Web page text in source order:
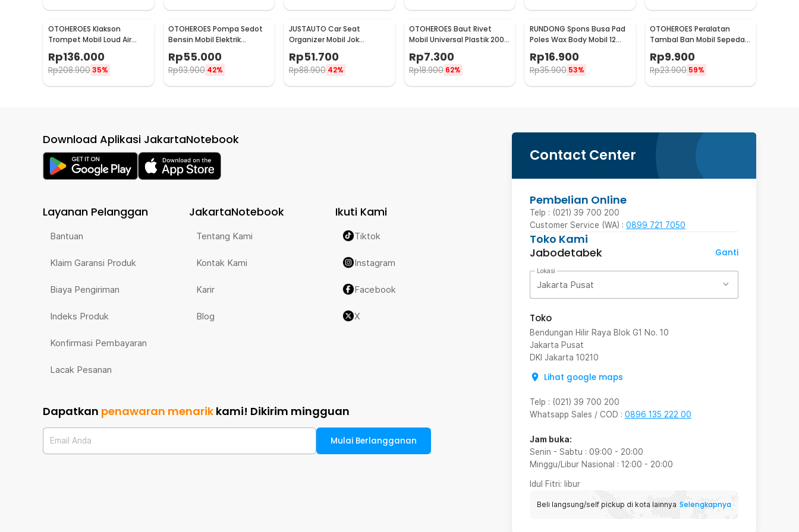
OTOHEROES Klakson
Trompet Mobil Loud Air
Horn 150dB 12V - JD4001
Rp136.000
Rp208.900 35%
OTOHEROES Pompa Sedot
Bensin Mobil Elektrik
Transfer Pump 38mm DC
12V - CT-14
Rp55.000
Rp93.900 42%
JUSTAUTO Car Seat
Organizer Mobil Jok
Belakang Gantungan
Barang Tisu - Z-354
Rp51.700
Rp88.900 42%
OTOHEROES Baut Rivet
Mobil Universal Plastik 200
PCS - PE02
Rp7.300
Rp18.900 62%
RUNDONG Spons Busa Pad
Poles Wax Body Mobil 12
PCS - R2010
Rp16.900
Rp35.900 53%
OTOHEROES Peralatan
Tambal Ban Mobil Sepeda
Motor Tubeless - KBTB02
Rp9.900
Rp23.900 59%
Contact Center
Pembelian Online
Telp : (021) 39 700 200
Customer Service (WA) : 0899 721 7050
Toko Kami
Jabodetabek
Ganti
Lokasi
Jakarta Pusat
Toko
Bendungan Hilir Raya Blok G1 No. 10
Jakarta Pusat
DKI Jakarta 10210
Lihat google maps
Telp : (021) 39 700 200
Whatsapp Sales / COD : 0896 135 222 00
Jam buka:
Senin - Sabtu : 09:00 - 20:00
Minggu/Libur Nasional : 12:00 - 20:00
Idul Fitri: libur
Beli langsung/self pickup di kota lainnya Selengkapnya
Download Aplikasi JakartaNotebook
Layanan Pelanggan
Bantuan
Klaim Garansi Produk
Biaya Pengiriman
Indeks Produk
Konfirmasi Pembayaran
Lacak Pesanan
JakartaNotebook
Tentang Kami
Kontak Kami
Karir
Blog
Ikuti Kami
Tiktok
Instagram
Facebook
X
Dapatkan penawaran menarik kami! Dikirim mingguan
Email Anda Mulai Berlangganan